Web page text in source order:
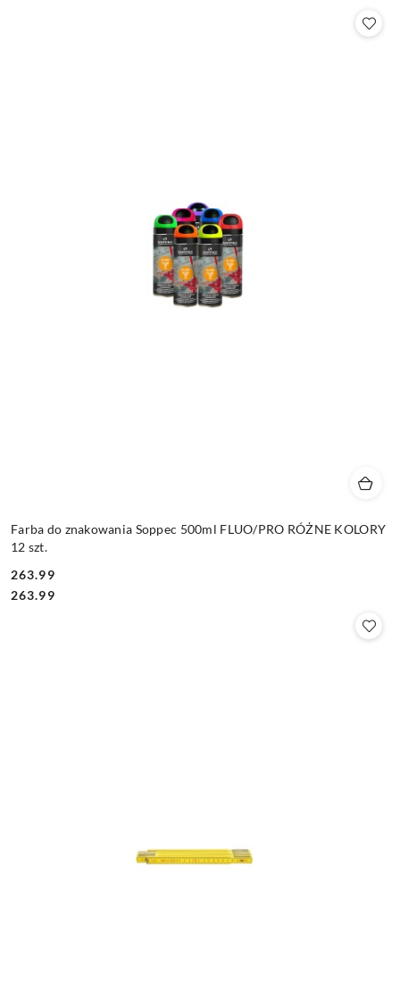
Farba do znakowania Soppec 500ml FLUO/PRO RÓŻNE KOLORY
12 szt.
Cena:
263.99
Cena:
263.99